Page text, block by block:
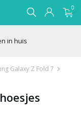
0
in huis
Galaxy Z Fold 7